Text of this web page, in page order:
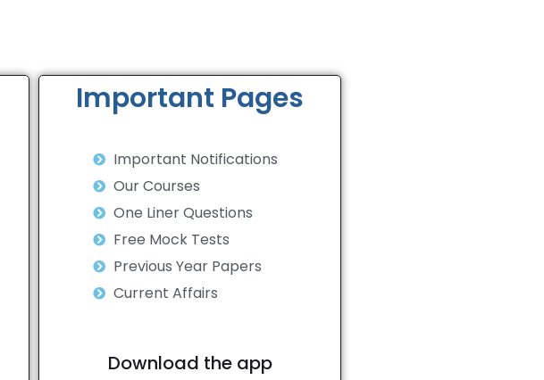
Important Pages
Important Notifications
Our Courses
One Liner Questions
Free Mock Tests
Previous Year Papers
Current Affairs
Download the app